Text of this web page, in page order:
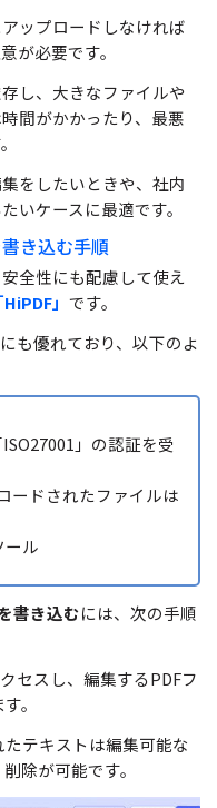
ップロードしなければ
が必要です。
し、大きなファイルや
間がかかったり、最悪
をしたいときや、社内
いケースに最適です。
き込む手順
全性にも配慮して使え
HiPDF」 です。
も優れており、以下のよ
」の認証を受
ードされたファイルは
ール
書き込むには、次の手順
セスし、編集するPDFフ
。
テキストは編集可能な
除が可能です。